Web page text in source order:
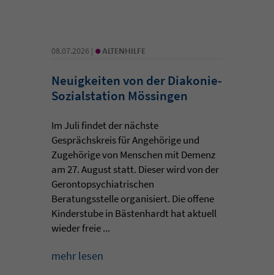
08.07.2026 | • ALTENHILFE
Neuigkeiten von der Diakonie-
Sozialstation Mössingen
Im Juli findet der nächste
Gesprächskreis für Angehörige und
Zugehörige von Menschen mit Demenz
am 27. August statt. Dieser wird von der
Gerontopsychiatrischen
Beratungsstelle organisiert. Die offene
Kinderstube in Bästenhardt hat aktuell
wieder freie ...
mehr lesen